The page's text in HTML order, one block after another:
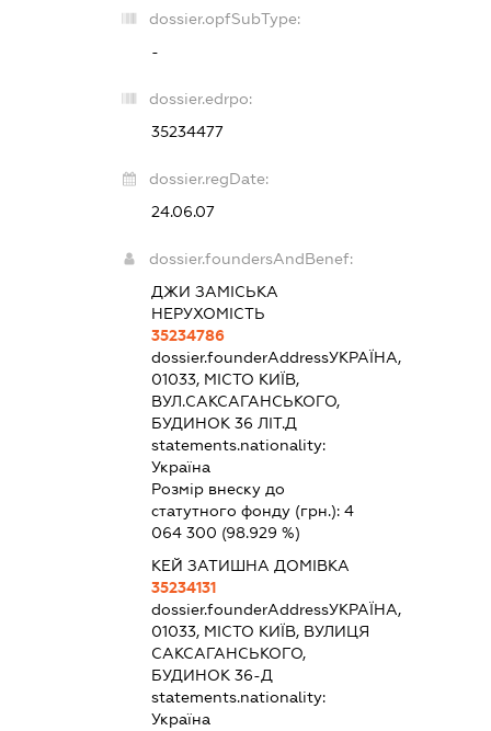
dossier.opfSubType:
-
dossier.edrpo:
35234477
dossier.regDate:
24.06.07
dossier.foundersAndBenef:
ДЖИ ЗАМІСЬКА
НЕРУХОМІСТЬ
35234786
dossier.founderAddressУКРАЇНА,
01033, МІСТО КИЇВ,
ВУЛ.САКСАГАНСЬКОГО,
БУДИНОК 36 ЛІТ.Д
statements.nationality:
Україна
Розмір внеску до
статутного фонду (грн.):4
064 300 (98.929 %)
КЕЙ ЗАТИШНА ДОМІВКА
35234131
dossier.founderAddressУКРАЇНА,
01033, МІСТО КИЇВ, ВУЛИЦЯ
САКСАГАНСЬКОГО,
БУДИНОК 36-Д
statements.nationality:
Україна